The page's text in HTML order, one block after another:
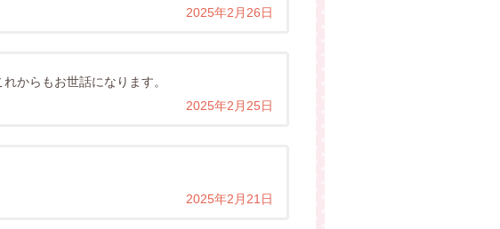
2025年2月26日
からもお世話になります。
2025年2月25日
2025年2月21日